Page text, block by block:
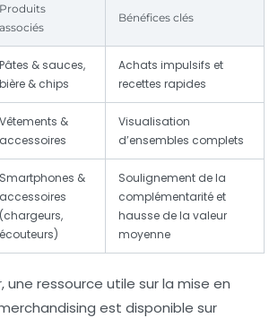
Produits
associés
Bénéfices clés
Pâtes & sauces,
bière & chips
Achats impulsifs et
recettes rapides
Vêtements &
accessoires
Visualisation
d’ensembles complets
Smartphones &
accessoires
(chargeurs,
écouteurs)
Soulignement de la
complémentarité et
hausse de la valeur
moyenne
une ressource utile sur la mise en
est disponible sur